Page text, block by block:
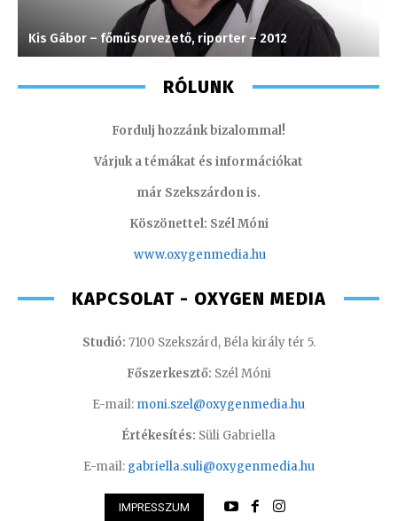
Kis Gábor – főműsorvezető, riporter – 2012
RÓLUNK
Fordulj hozzánk bizalommal!
Várjuk a témákat és információkat
már Szekszárdon is.
Köszönettel: Szél Móni
www.oxygenmedia.hu
KAPCSOLAT - OXYGEN MEDIA
Studió: 7100 Szekszárd, Béla király tér 5.
Főszerkesztő: Szél Móni
E-mail: moni.szel@oxygenmedia.hu
Értékesítés: Süli Gabriella
E-mail: gabriella.suli@oxygenmedia.hu
IMPRESSZUM